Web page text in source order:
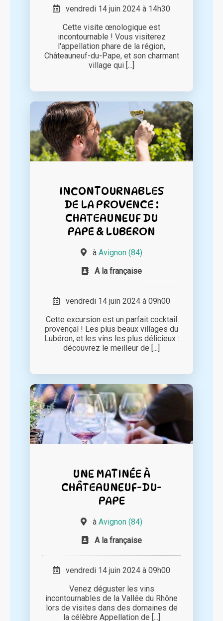
vendredi 14 juin 2024 à 14h30
Cette visite œnologique est
incontournable ! Vous visiterez
l'appellation phare de la région,
Châteauneuf-du-Pape, et son charmant
village qui [...]
INCONTOURNABLES
DE LA PROVENCE :
CHATEAUNEUF DU
PAPE & LUBERON
à Avignon (84)
A la française
vendredi 14 juin 2024 à 09h00
Cette excursion est un parfait cocktail
provençal ! Les plus beaux villages du
Lubéron, et les vins les plus délicieux :
découvrez le meilleur de [...]
UNE MATINÉE À
CHÂTEAUNEUF-DU-
PAPE
à Avignon (84)
A la française
vendredi 14 juin 2024 à 09h00
Venez déguster les vins
incontournables de la Vallée du Rhône
lors de visites dans des domaines de
la célèbre Appellation de [...]